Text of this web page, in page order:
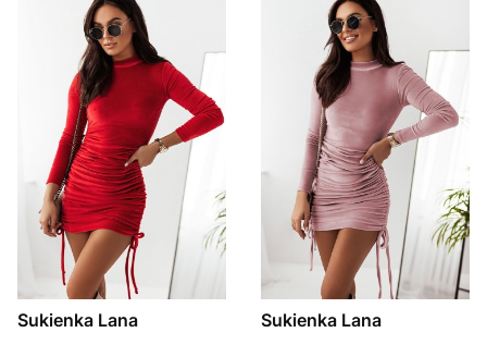
Sukienka Lana Sukienka Lana